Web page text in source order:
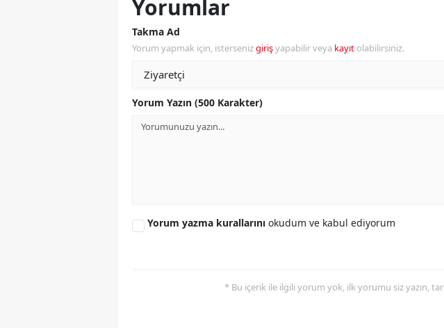
İstanbul
Yorumlar
Takma Ad
Yorum yapmak için, istersenizgirişyapabilir veya kayıt olabilirsiniz.
Yorum Yazın (500 Karakter)
Yorum yazma kurallarını okudum ve kabul ediyorum
* Bu içerik ile ilgili yorum yok, ilk yorumu siz yazın,